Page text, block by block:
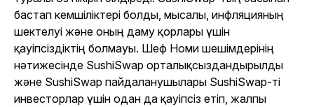
бастап кемшіліктері болды, мысалы, инфляцияның
шектелуі және оның даму қорлары үшін
қауіпсіздіктің болмауы. Шеф Номи шешімдерінің
нәтижесінде SushiSwap орталықсыздандырылды
және SushiSwap пайдаланушылары SushiSwap-ті
инвесторлар үшін одан да қауіпсіз етіп, жалпы